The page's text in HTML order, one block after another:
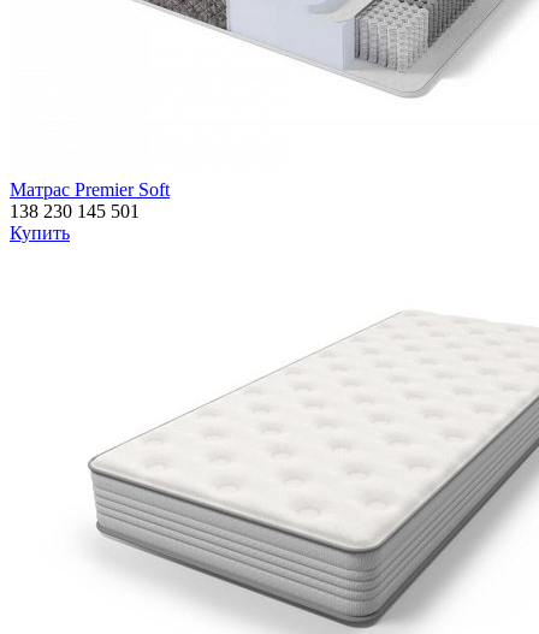
Матрас Premier Soft
138 230 145 501
Купить